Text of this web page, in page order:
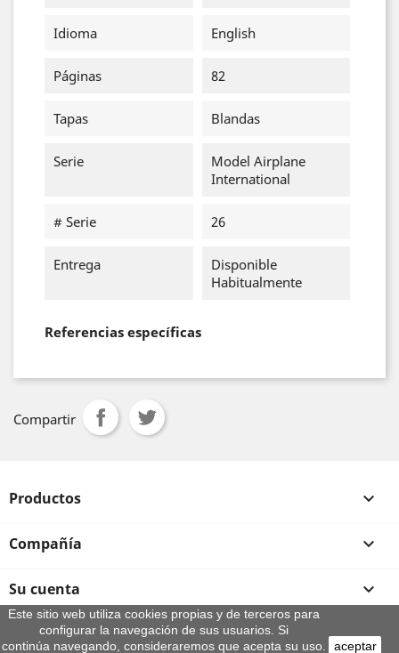
Idioma English
Páginas 82
Tapas Blandas
Serie
Model Airplane
International
# Serie 26
Entrega
Disponible
Habitualmente
Referencias específicas
Compartir
Productos 
Compañía 
Su cuenta 
Información de la tienda
Este sitio web utiliza cookies propias y de terceros para
configurar la navegación de sus usuarios. Si
continúa navegando, consideraremos que acepta su uso.
aceptar